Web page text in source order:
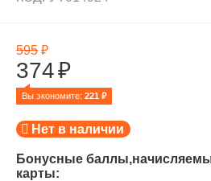
595 ₽
374₽
Вы экономите: 221 ₽
Нет в наличии
Бонусные
карты: